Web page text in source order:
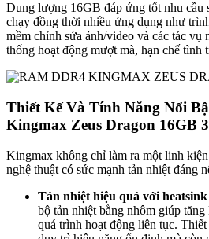
Dung lượng 16GB đáp ứng tốt nhu cầu
chạy đồng thời nhiều ứng dụng như
mềm chỉnh sửa ảnh/video và các tác vụ
thống hoạt động mượt mà, hạn chế tình
Thiết Kế Và Tính Năng Nổi
Kingmax Zeus Dragon 16GB
Kingmax không chỉ làm ra một linh
nghệ thuật có sức mạnh tản nhiệt đáng
Tản nhiệt hiệu quả với
bộ tản nhiệt bằng nhôm giúp
quá trình hoạt động liên tục.